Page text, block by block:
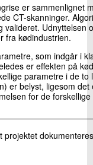
er sammenlignet
CT-skanninger.
Udnyttelsen
fra kødindustrien.
som indgår i
er effekten på
parametre i de to
er belyst, ligesom
for de forskellige